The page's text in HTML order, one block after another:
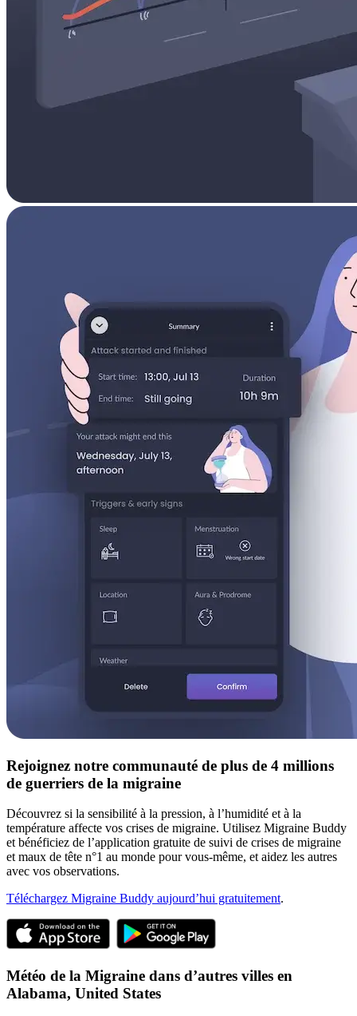
Rejoignez notre communauté de plus de 4 millions
de guerriers de la migraine
Découvrez si la sensibilité à la pression, à l’humidité et à la
température affecte vos crises de migraine. Utilisez Migraine Buddy
et bénéficiez de l’application gratuite de suivi de crises de migraine
et maux de tête n°1 au monde pour vous-même, et aidez les autres
avec vos observations.
Téléchargez Migraine Buddy aujourd’hui gratuitement.
Météo de la Migraine dans d’autres villes en
Alabama, United States